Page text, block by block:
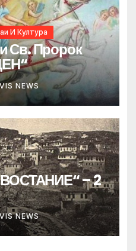
И Култура
Св. Пророк
NEWS
– 2
NEWS